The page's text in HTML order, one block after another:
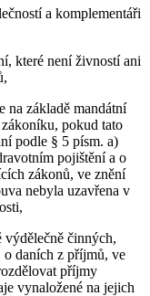
a komplementáři
které není živností ani
na základě mandátní
pokud tato
podle § 5 písm. a)
pojištění a o
zákonů, ve znění
nebyla uzavřena v
výdělečně činných,
o daních z příjmů, ve
příjmy
vynaložené na jejich